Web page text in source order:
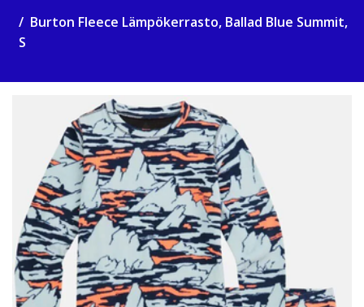
Burton Fleece Lämpökerrasto, Ballad Blue Summit,
S